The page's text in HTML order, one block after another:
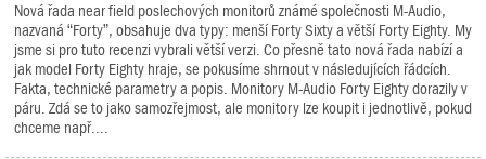
Nová řada near field poslechových monitorů známé společnosti M-Audio,
nazvaná “Forty”, obsahuje dva typy: menší Forty Sixty a větší Forty Eighty. My
jsme si pro tuto recenzi vybrali větší verzi. Co přesně tato nová řada nabízí a
jak model Forty Eighty hraje, se pokusíme shrnout v následujících řádcích.
Fakta, technické parametry a popis. Monitory M-Audio Forty Eighty dorazily v
páru. Zdá se to jako samozřejmost, ale monitory lze koupit i jednotlivě, pokud
chceme např....